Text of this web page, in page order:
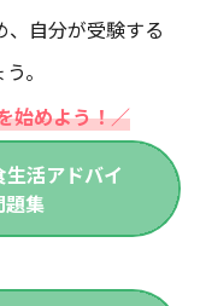
、自分が受験する
。
始めよう！／
活アドバイ
題集